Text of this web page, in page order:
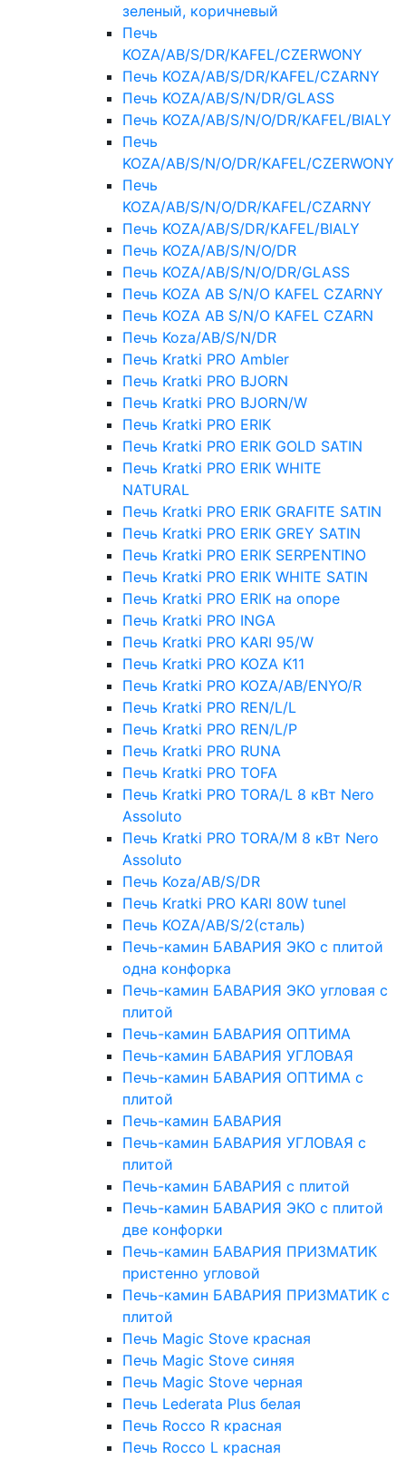
зеленый, коричневый
Печь
KOZA/AB/S/DR/KAFEL/CZERWONY
Печь KOZA/AB/S/DR/KAFEL/CZARNY
Печь KOZA/AB/S/N/DR/GLASS
Печь KOZA/AB/S/N/O/DR/KAFEL/BIALY
Печь
KOZA/AB/S/N/O/DR/KAFEL/CZERWONY
Печь
KOZA/AB/S/N/O/DR/KAFEL/CZARNY
Печь KOZA/AB/S/DR/KAFEL/BIALY
Печь KOZA/AB/S/N/O/DR
Печь KOZA/AB/S/N/O/DR/GLASS
Печь KOZA AB S/N/O KAFEL CZARNY
Печь KOZA AB S/N/O KAFEL CZARN
Печь Koza/AB/S/N/DR
Печь Kratki PRO Ambler
Печь Kratki PRO BJORN
Печь Kratki PRO BJORN/W
Печь Kratki PRO ERIK
Печь Kratki PRO ERIK GOLD SATIN
Печь Kratki PRO ERIK WHITE
NATURAL
Печь Kratki PRO ERIK GRAFITE SATIN
Печь Kratki PRO ERIK GREY SATIN
Печь Kratki PRO ERIK SERPENTINO
Печь Kratki PRO ERIK WHITE SATIN
Печь Kratki PRO ERIK на опоре
Печь Kratki PRO INGA
Печь Kratki PRO KARI 95/W
Печь Kratki PRO KOZA K11
Печь Kratki PRO KOZA/AB/ENYO/R
Печь Kratki PRO REN/L/L
Печь Kratki PRO REN/L/P
Печь Kratki PRO RUNA
Печь Kratki PRO TOFA
Печь Kratki PRO TORA/L 8 кВт Nero
Assoluto
Печь Kratki PRO TORA/M 8 кВт Nero
Assoluto
Печь Koza/AB/S/DR
Печь Kratki PRO KARI 80W tunel
Печь KOZA/AB/S/2(сталь)
Печь-камин БАВАРИЯ ЭКО с плитой
одна конфорка
Печь-камин БАВАРИЯ ЭКО угловая с
плитой
Печь-камин БАВАРИЯ ОПТИМА
Печь-камин БАВАРИЯ УГЛОВАЯ
Печь-камин БАВАРИЯ ОПТИМА с
плитой
Печь-камин БАВАРИЯ
Печь-камин БАВАРИЯ УГЛОВАЯ с
плитой
Печь-камин БАВАРИЯ с плитой
Печь-камин БАВАРИЯ ЭКО с плитой
две конфорки
Печь-камин БАВАРИЯ ПРИЗМАТИК
пристенно угловой
Печь-камин БАВАРИЯ ПРИЗМАТИК с
плитой
Печь Magic Stove красная
Печь Magic Stove синяя
Печь Magic Stove черная
Печь Lederata Plus белая
Печь Rocco R красная
Печь Rocco L красная